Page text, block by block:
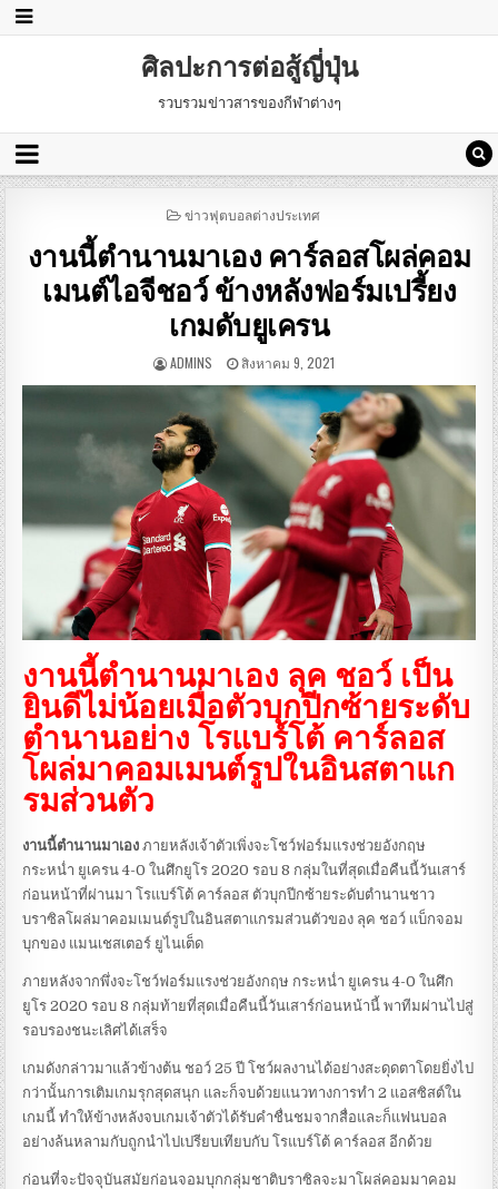
ศิลปะการต่อสู้ญี่ปุ่น
รวบรวมข่าวสารของกีฬาต่างๆ
POSTED
ข่าวฟุตบอลต่างประเทศ
งานนี้ตำนานมาเอง คาร์ลอสโผล่คอม
เมนต์ไอจีชอว์ ข้างหลังฟอร์มเปรี้ยง
เกมดับยูเครน
ADMINS สิงหาคม 9, 2021
งานนี้ตำนานมาเอง ลุค ชอว์ เป็น
ยินดีไม่น้อยเมื่อตัวบุกปีกซ้ายระดับ
ตำนานอย่าง โรแบร์โต้ คาร์ลอส
โผล่มาคอมเมนต์รูปในอินสตาแก
รมส่วนตัว
งานนี้ตำนานมาเอง ภายหลังเจ้าตัวเพิ่งจะโชว์ฟอร์มแรงช่วยอังกฤษ
กระหน่ำ ยูเครน 4-0 ในศึกยูโร 2020 รอบ 8 กลุ่มในที่สุดเมื่อคืนนี้วันเสาร์
ก่อนหน้าที่ผ่านมา โรแบร์โต้ คาร์ลอส ตัวบุกปีกซ้ายระดับตำนานชาว
บราซิลโผล่มาคอมเมนต์รูปในอินสตาแกรมส่วนตัวของ ลุค ชอว์ แบ็กจอม
บุกของ แมนเชสเตอร์ ยูไนเต็ด
ภายหลังจากพึ่งจะโชว์ฟอร์มแรงช่วยอังกฤษ กระหน่ำ ยูเครน 4-0 ในศึก
ยูโร 2020 รอบ 8 กลุ่มท้ายที่สุดเมื่อคืนนี้วันเสาร์ก่อนหน้านี้ พาทีมผ่านไปสู่
รอบรองชนะเลิศได้เสร็จ
เกมดังกล่าวมาแล้วข้างต้น ชอว์ 25 ปี โชว์ผลงานได้อย่างสะดุดตาโดยยิ่งไป
กว่านั้นการเติมเกมรุกสุดสนุก และก็จบด้วยแนวทางการทำ 2 แอสซิสต์ใน
เกมนี้ ทำให้ข้างหลังจบเกมเจ้าตัวได้รับคำชื่นชมจากสื่อและก็แฟนบอล
อย่างล้นหลามกับถูกนำไปเปรียบเทียบกับ โรแบร์โต้ คาร์ลอส อีกด้วย
ก่อนที่จะปัจจุบันสมัยก่อนจอมบุกกลุ่มชาติบราซิลจะมาโผล่คอมมาคอม